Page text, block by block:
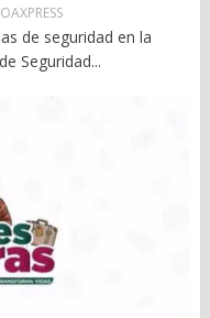
de seguridad en la
Seguridad...